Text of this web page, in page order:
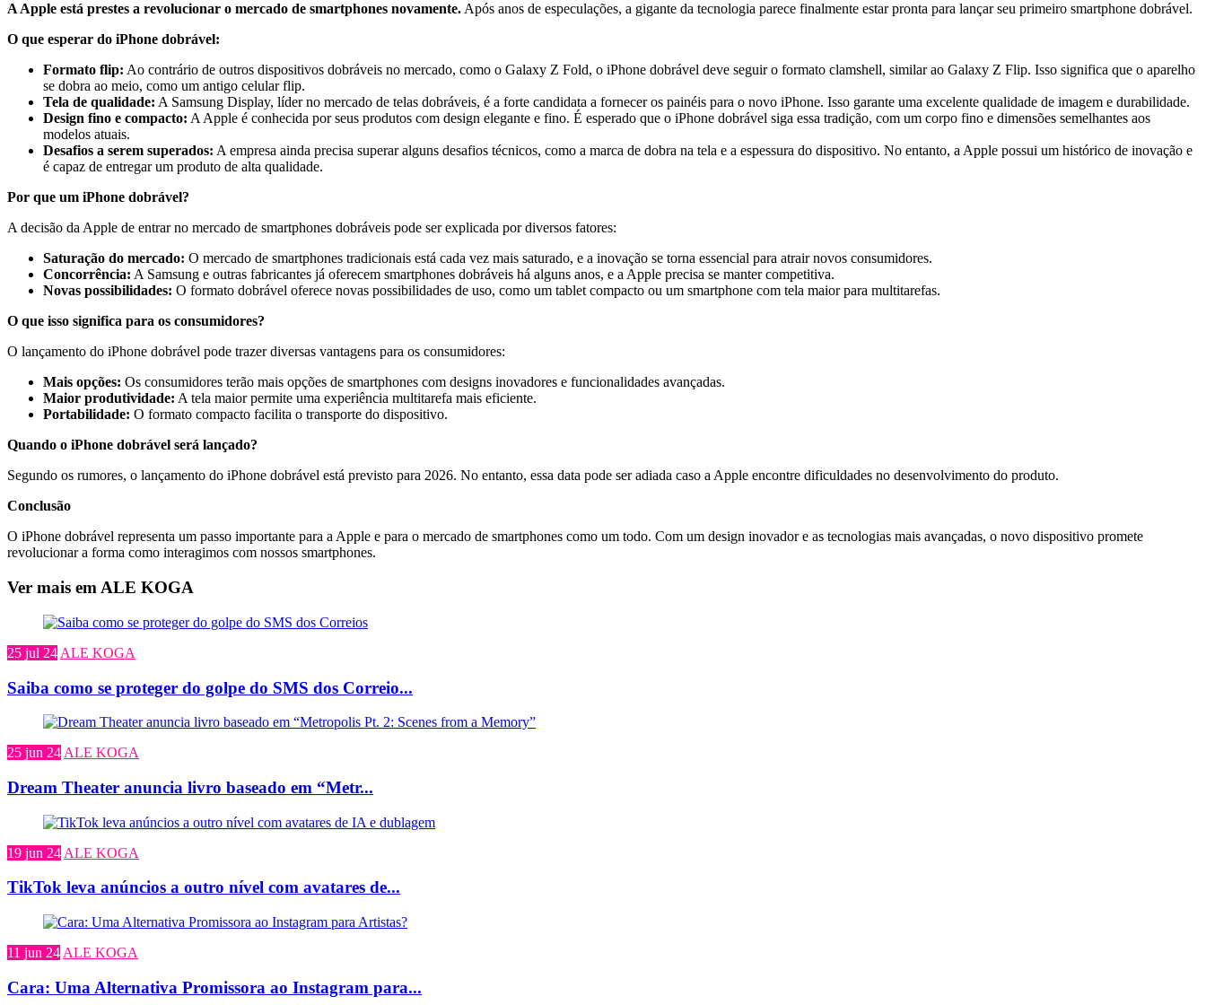
A Apple está prestes a revolucionar o mercado de smartphones novamente.Após anos de especulações, a gigante da tecnologia parece finalmente estar pronta para lançar seu primeiro smartphone dobrável.
O que esperar do iPhone dobrável:
Formato flip: Ao contrário de outros dispositivos dobráveis no mercado, como o Galaxy Z Fold, o iPhone dobrável deve seguir o formato clamshell, similar ao Galaxy Z Flip. Isso significa que o aparelho
se dobra ao meio, como um antigo celular flip.
Tela de qualidade: A Samsung Display, líder no mercado de telas dobráveis, é a forte candidata a fornecer os painéis para o novo iPhone. Isso garante uma excelente qualidade de imagem e durabilidade.
Design fino e compacto: A Apple é conhecida por seus produtos com design elegante e fino. É esperado que o iPhone dobrável siga essa tradição, com um corpo fino e dimensões semelhantes aos
modelos atuais.
Desafios a serem superados: A empresa ainda precisa superar alguns desafios técnicos, como a marca de dobra na tela e a espessura do dispositivo. No entanto, a Apple possui um histórico de inovação e
é capaz de entregar um produto de alta qualidade.
Por que um iPhone dobrável?
A decisão da Apple de entrar no mercado de smartphones dobráveis pode ser explicada por diversos fatores:
Saturação do mercado: O mercado de smartphones tradicionais está cada vez mais saturado, e a inovação se torna essencial para atrair novos consumidores.
Concorrência: A Samsung e outras fabricantes já oferecem smartphones dobráveis há alguns anos, e a Apple precisa se manter competitiva.
Novas possibilidades: O formato dobrável oferece novas possibilidades de uso, como um tablet compacto ou um smartphone com tela maior para multitarefas.
O que isso significa para os consumidores?
O lançamento do iPhone dobrável pode trazer diversas vantagens para os consumidores:
Mais opções: Os consumidores terão mais opções de smartphones com designs inovadores e funcionalidades avançadas.
Maior produtividade: A tela maior permite uma experiência multitarefa mais eficiente.
Portabilidade: O formato compacto facilita o transporte do dispositivo.
Quando o iPhone dobrável será lançado?
Segundo os rumores, o lançamento do iPhone dobrável está previsto para 2026. No entanto, essa data pode ser adiada caso a Apple encontre dificuldades no desenvolvimento do produto.
Conclusão
O iPhone dobrável representa um passo importante para a Apple e para o mercado de smartphones como um todo. Com um design inovador e as tecnologias mais avançadas, o novo dispositivo promete
revolucionar a forma como interagimos com nossos smartphones.
Ver mais em ALE KOGA
25 jul 24 ALE KOGA
Saiba como se proteger do golpe do SMS dos Correio...
25 jun 24 ALE KOGA
Dream Theater anuncia livro baseado em “Metr...
19 jun 24 ALE KOGA
TikTok leva anúncios a outro nível com avatares de...
11 jun 24 ALE KOGA
Cara: Uma Alternativa Promissora ao Instagram para...